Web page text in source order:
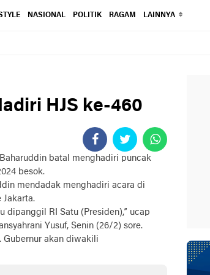
NASIONAL POLITIK RAGAM LAINNYA
HJS ke-460
batal menghadiri puncak
besok.
mendadak menghadiri acara di
Jakarta.
dipanggil RI Satu (Presiden),” ucap
Yusuf, Senin (26/2) sore.
Gubernur akan diwakili